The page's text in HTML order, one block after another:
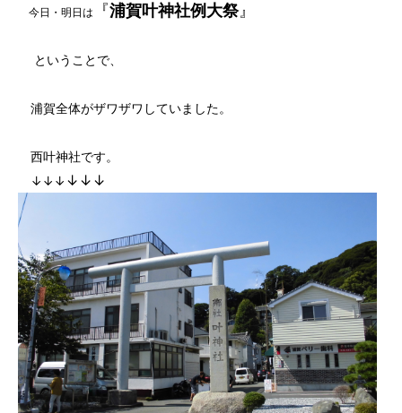
今日・明日は 『浦賀叶神社例大祭』
ということで、
浦賀全体がザワザワしていました。
西叶神社です。
↓↓↓ ↓↓↓